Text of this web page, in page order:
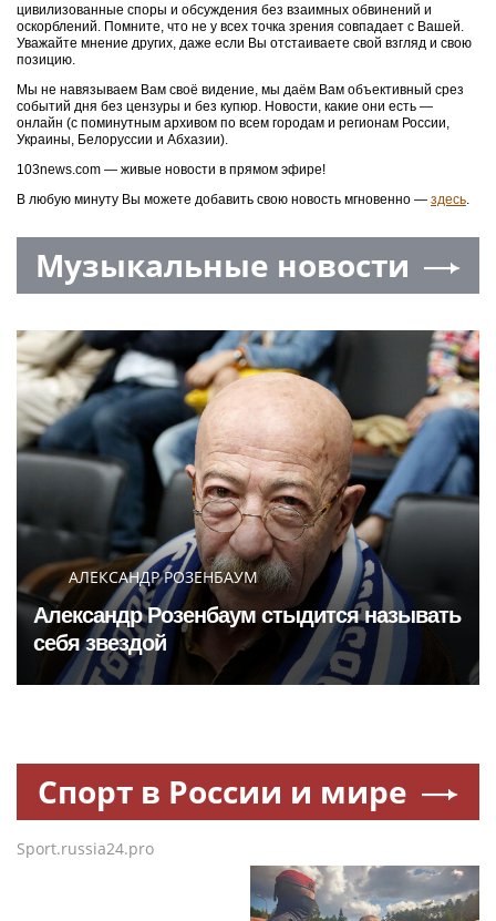
цивилизованные споры и обсуждения без взаимных обвинений и
оскорблений. Помните, что не у всех точка зрения совпадает с Вашей.
Уважайте мнение других, даже если Вы отстаиваете свой взгляд и свою
позицию.
Мы не навязываем Вам своё видение, мы даём Вам объективный срез
событий дня без цензуры и без купюр. Новости, какие они есть —
онлайн (с поминутным архивом по всем городам и регионам России,
Украины, Белоруссии и Абхазии).
103news.com — живые новости в прямом эфире!
В любую минуту Вы можете добавить свою новость мгновенно — здесь.
Музыкальные новости
АЛЕКСАНДР РОЗЕНБАУМ
Александр Розенбаум стыдится называть
себя звездой
Спорт в России и мире
Sport.russia24.pro